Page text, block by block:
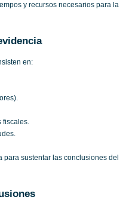
y recursos necesarios para la
en:
fiscales.
sustentar las conclusiones del